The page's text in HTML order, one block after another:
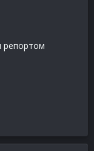
репортом